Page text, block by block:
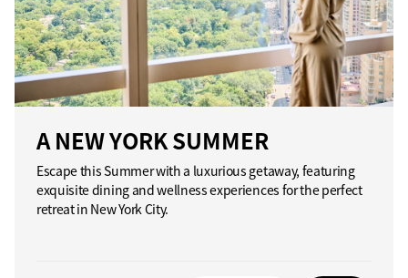
A NEW YORK SUMMER
Escape this Summer with a luxurious getaway, featuring
exquisite dining and wellness experiences for the perfect
retreat in New York City.